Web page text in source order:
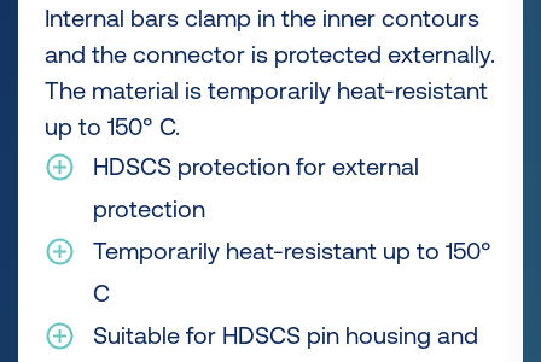
Internal bars clamp in the inner contours
and the connector is protected externally.
The material is temporarily heat-resistant
up to 150° C.
HDSCS protection for external
protection
Temporarily heat-resistant up to 150°
C
Suitable for HDSCS pin housing and